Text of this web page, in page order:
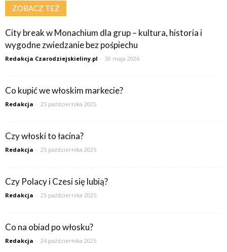
ZOBACZ TEŻ
City break w Monachium dla grup – kultura, historia i
wygodne zwiedzanie bez pośpiechu
Redakcja Czarodziejskieliny.pl - 30 maja 2026
Co kupić we włoskim markecie?
Redakcja - 25 października 2025
Czy włoski to łacina?
Redakcja - 25 października 2025
Czy Polacy i Czesi się lubią?
Redakcja - 25 października 2025
Co na obiad po włosku?
Redakcja - 24 października 2025